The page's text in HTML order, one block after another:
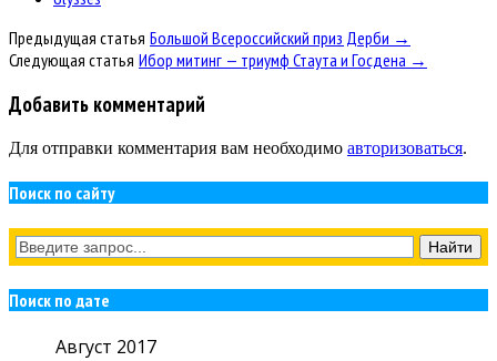
Предыдущая статья Большой Всероссийский приз Дерби →
Следующая статья Ибор митинг — триумф Стаута и Госдена →
Добавить комментарий
Для отправки комментария вам необходимо авторизоваться.
Поиск по сайту
Поиск по дате
Август 2017